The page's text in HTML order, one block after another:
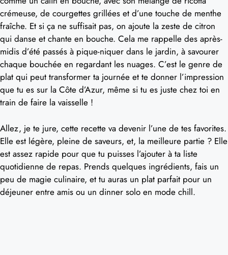
crémeuse, de courgettes grillées et d’une touche de menthe
fraîche. Et si ça ne suffisait pas, on ajoute la zeste de citron
qui danse et chante en bouche. Cela me rappelle des après-
midis d’été passés à pique-niquer dans le jardin, à savourer
chaque bouchée en regardant les nuages. C’est le genre de
plat qui peut transformer ta journée et te donner l’impression
que tu es sur la Côte d’Azur, même si tu es juste chez toi en
train de faire la vaisselle !
Allez, je te jure, cette recette va devenir l’une de tes favorites.
Elle est légère, pleine de saveurs, et, la meilleure partie ? Elle
est assez rapide pour que tu puisses l’ajouter à ta liste
quotidienne de repas. Prends quelques ingrédients, fais un
peu de magie culinaire, et tu auras un plat parfait pour un
déjeuner entre amis ou un dinner solo en mode chill.